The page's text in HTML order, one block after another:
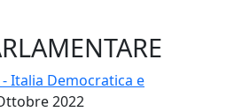
Italia Democratica e
2022